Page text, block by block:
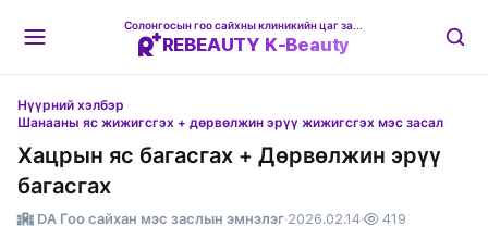
REBEAUTY K-Beauty
Нүүрний хэлбэр
Шанааны яс жижигсгэх + дөрвөлжин эрүү жижигсгэх мэс засал
Хацрын яс багасгах + Дөрвөлжин эрүү
багасгах
DA Гоо сайхан мэс заслын эмнэлэг·2026.02.14· 419